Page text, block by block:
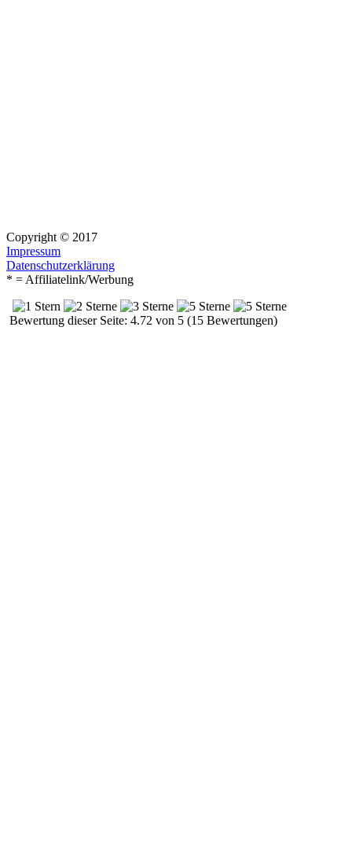
Copyright © 2017
Impressum
Datenschutzerklärung
* = Affiliatelink/Werbung
Bewertung dieser Seite: 4.72 von 5 (15 Bewertungen)